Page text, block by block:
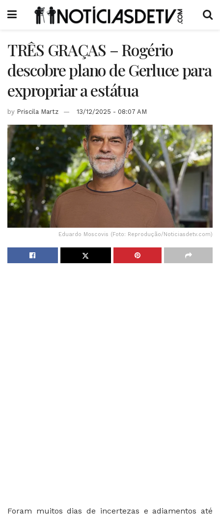
TRÊS GRAÇAS – Rogério
descobre plano de Gerluce para
expropriar a estátua
by Priscila Martz 13/12/2025 - 08:07 AM
Eduardo Moscovis (Foto: Reprodução/Noticiasdetv.com)
Foram muitos dias de incertezas e adiamentos até